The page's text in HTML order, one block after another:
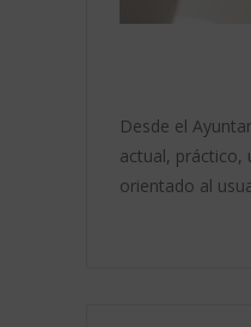
Desde el
actual, práctico,
orientado al